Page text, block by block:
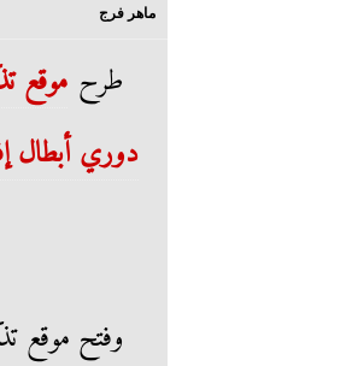
ماهر فرج
طرح موقع
دوري أبطال
وفتح موقع